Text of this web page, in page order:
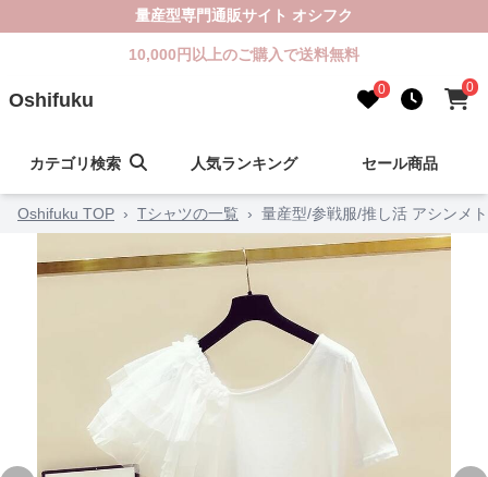
量産型専門通販サイト オシフク
10,000円以上のご購入で送料無料
Oshifuku 0 0
カテゴリ検索 人気ランキング セール商品
Oshifuku TOP › Tシャツの一覧 › 量産型/参戦服/推し活 アシンメ